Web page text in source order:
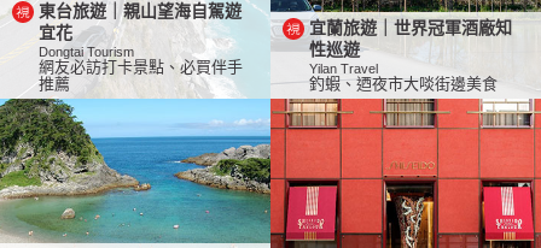
東台旅遊｜親山望海自駕遊
宜花
Dongtai Tourism
網友必訪打卡景點、必買伴手
推薦
宜蘭旅遊｜世界冠軍酒廠知
性巡遊
Yilan Travel
釣蝦、迺夜市大啖街邊美食